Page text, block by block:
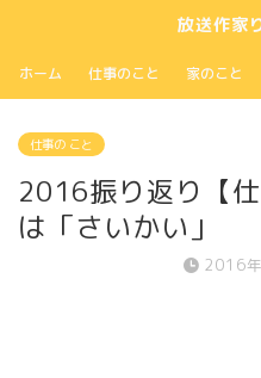
放送作家
ホーム 仕事のこと 家のこと
仕事の こと
2016振り返り【
は「さいかい」
2016